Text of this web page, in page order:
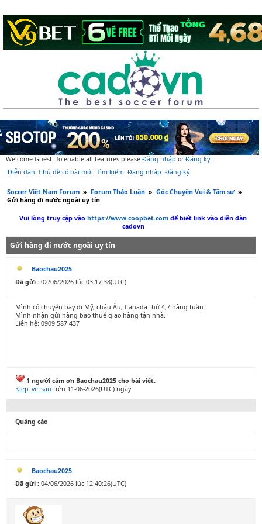
Welcome Guest! To enable all features please Đăng nhập orĐăng ký.
Diễn đàn Chủ đề có bài mới Tìm kiếm Đăng nhập Đăng ký
Soccer Việt Nam Forum » Forum Thảo Luận » Góc Chuyện Vui & Tâm sự »
Gửi hàng đi nước ngoài uy tín
Vui lòng truy cập vàohttps://www.coopbet.comđể biết link vào diễn đàn
cadovn
Gửi hàng đi nước ngoài uy tín
Baochau2025
Đã gửi : 02/06/2026 lúc 03:17:38(UTC)
Mình có chuyến bay đi Mỹ, châu Âu, Canada thứ 4,7 hàng tuần.
Mình nhận gửi hàng bao thuế giao hàng tận nhà.
Liên hệ: 0909 587 437
1 người cảm ơn Baochau2025 cho bài viết.
Kiep_ve_sau trên 11-06-2026(UTC) ngày
Quảng cáo
Baochau2025
Đã gửi : 04/06/2026 lúc 12:40:26(UTC)